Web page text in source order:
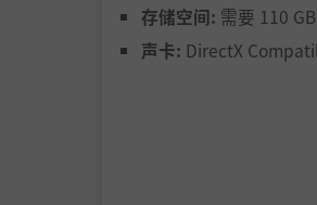
存储空间: 需要 110
声卡: DirectX